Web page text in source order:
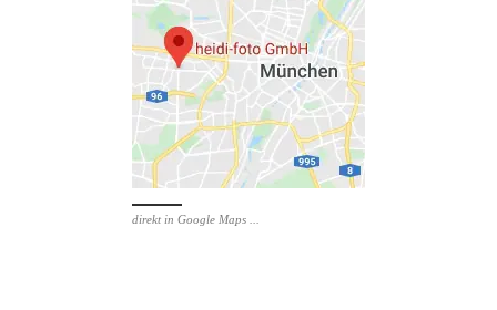
direkt in Google Maps ...